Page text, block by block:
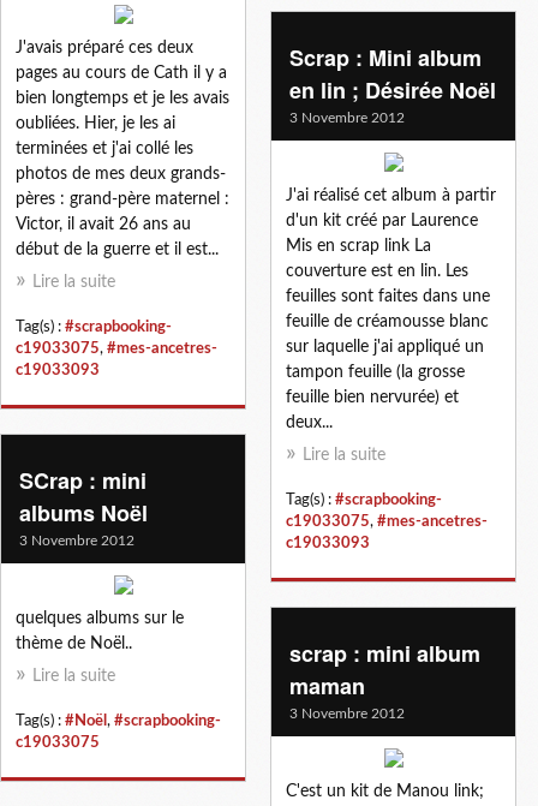
J'avais préparé ces deux
pages au cours de Cath il y a
bien longtemps et je les avais
oubliées. Hier, je les ai
terminées et j'ai collé les
photos de mes deux grands-
pères : grand-père maternel :
Victor, il avait 26 ans au
début de la guerre et il est...
Lire la suite
Tag(s) : #scrapbooking-
c19033075, #mes-ancetres-
c19033093
Scrap : Mini album
en lin ; Désirée Noël
3 Novembre 2012
J'ai réalisé cet album à partir
d'un kit créé par Laurence
Mis en scrap link La
couverture est en lin. Les
feuilles sont faites dans une
feuille de créamousse blanc
sur laquelle j'ai appliqué un
tampon feuille (la grosse
feuille bien nervurée) et
deux...
Lire la suite
Tag(s) : #scrapbooking-
c19033075, #mes-ancetres-
c19033093
SCrap : mini
albums Noël
3 Novembre 2012
quelques albums sur le
thème de Noël..
Lire la suite
Tag(s) : #Noël , #scrapbooking-
c19033075
scrap : mini album
maman
3 Novembre 2012
C'est un kit de Manou link;